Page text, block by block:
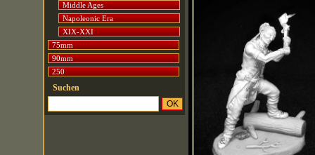
Middle Ages
Napoleonic Era
XIX-XXI
75mm
90mm
250
Suchen